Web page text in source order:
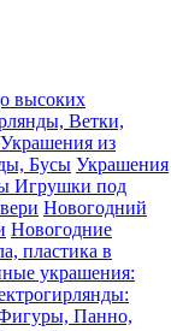
высоких
Ветки,
Украшения из
Бусы Украшения
Игрушки под
Новогодний
Новогодние
пластика в
украшения:
Панно,